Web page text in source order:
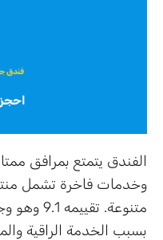
فندق
الفندق يتمتع بمرافق
وخدمات فاخرة تشمل
متنوعة.
بسبب الخدمة الراقية